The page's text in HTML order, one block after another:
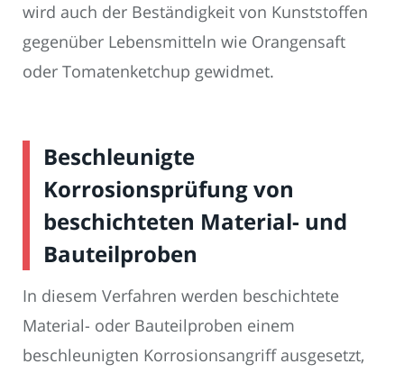
wird auch der Beständigkeit von Kunststoffen
gegenüber Lebensmitteln wie Orangensaft
oder Tomatenketchup gewidmet.
Beschleunigte
Korrosionsprüfung von
beschichteten Material- und
Bauteilproben
In diesem Verfahren werden beschichtete
Material- oder Bauteilproben einem
beschleunigten Korrosionsangriff ausgesetzt,